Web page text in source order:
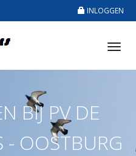
INLOGGEN
BIJ PV DE
- OOSTBURG